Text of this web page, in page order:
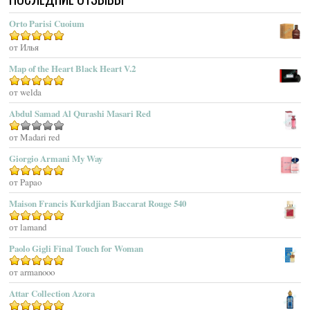
Acqua Di Stresa
Adam Levine
Adamo Parfum
Adidas
Adolfo Dominguez
Adrienne Vittadini
Aedes De Venustas
Aerin Lauder
Aether
Affinessence
Afnan Perfumes
Agatha Ruiz De La Prada
Agatho Parfum
Agent Provocateur
Agnes B
Agonist
Orto Parisi Cuoium
Оценка
от Илья
Map of the Heart Black Heart V.2
Оценка5
от welda
Abdul Samad Al Qurashi Masari Red
Оценка
1
из
5
от Madari red
Giorgio Armani My Way
Оценка5
от Papao
Maison Francis Kurkdjian Baccarat Rouge 540
Оценка5из 5
от lamand
Paolo Gigli Final Touch for Woman
Оценка5из 5
от armanooo
Attar Collection Azora